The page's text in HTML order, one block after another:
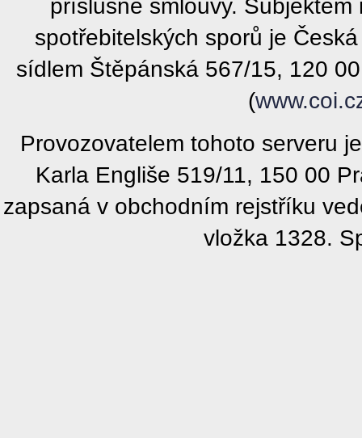
příslušné smlouvy.
spotřebitelských sporů je
sídlem Štěpánská 567/15, 120
(
Provozovatelem tohoto serveru
Karla Engliše 519/11, 150 00
zapsaná v obchodním rejstříku
vložka 1328.